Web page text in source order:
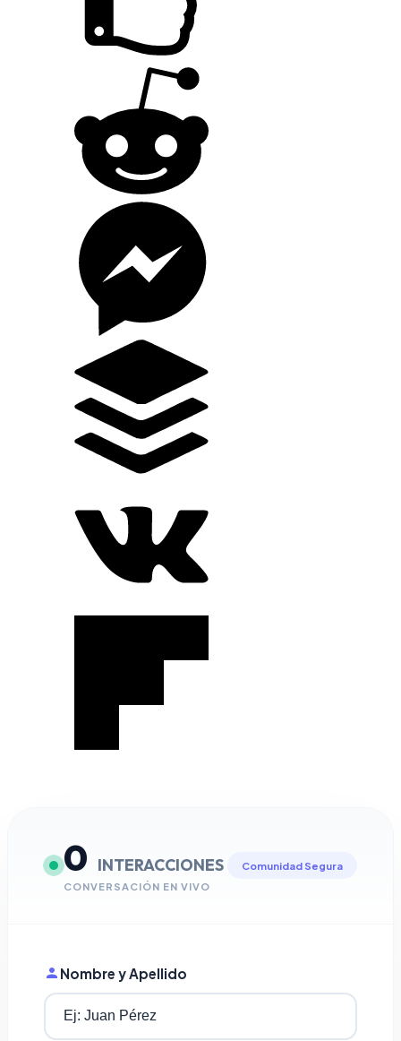
0 INTERACCIONES
CONVERSACIÓN EN VIVO
Comunidad Segura
Nombre y Apellido